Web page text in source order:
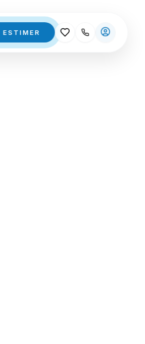
ESTIMER